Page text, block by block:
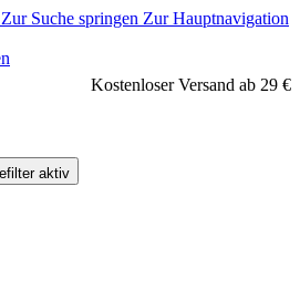
Zur Suche springen Zur Hauptnavigation
Kostenloser Versand ab 29 €
aktiv